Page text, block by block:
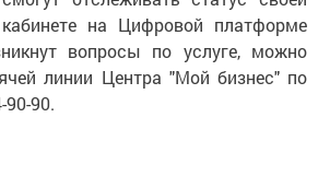
на Цифровой платформе
вопросы по услуге, можно
линии Центра "Мой бизнес" по
90-90.